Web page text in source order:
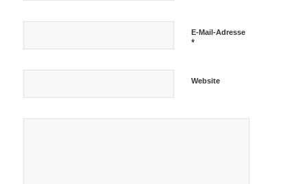
E-Mail-Adresse
*
Website